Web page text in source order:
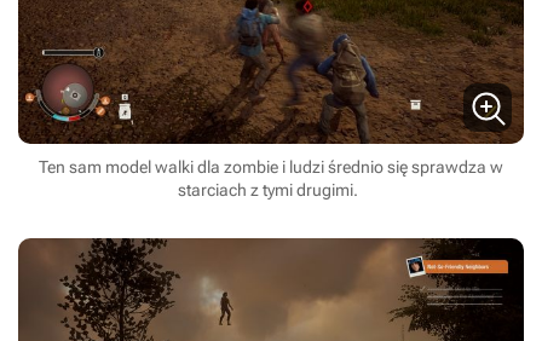
Ten sam model walki dla zombie i ludzi średnio się sprawdza w
starciach z tymi drugimi.